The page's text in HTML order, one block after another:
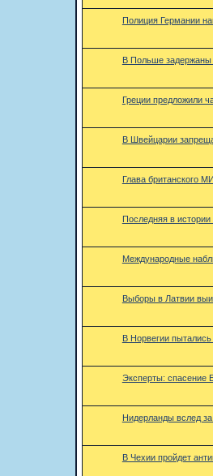
Полиция Германии
В Польше задержаны
Греции предложили
В Швейцарии
Глава британского
Последняя в истории
Международные
Выборы в Латвии
В Норвегии
Эксперты: спасение
Нидерланды вслед
В Чехии пройдет